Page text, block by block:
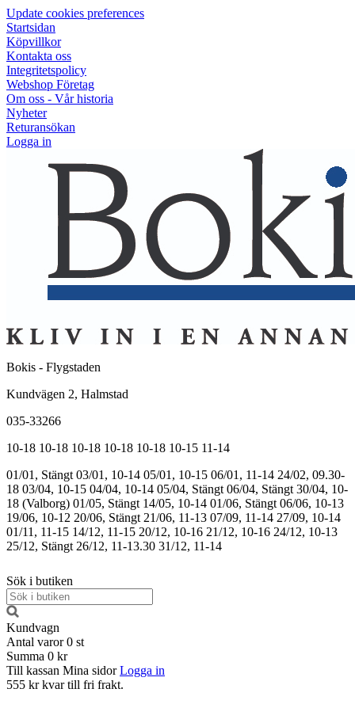
Update cookies preferences
Startsidan
Köpvillkor
Kontakta oss
Integritetspolicy
Webshop Företag
Om oss - Vår historia
Nyheter
Returansökan
Logga in
Bokis - Flygstaden
Kundvägen 2, Halmstad
035-33266
10-18 10-18 10-18 10-18 10-18 10-15 11-14
01/01, Stängt 03/01, 10-14 05/01, 10-15 06/01, 11-14 24/02, 09.30-
18 03/04, 10-15 04/04, 10-14 05/04, Stängt 06/04, Stängt 30/04, 10-
18 (Valborg) 01/05, Stängt 14/05, 10-14 01/06, Stängt 06/06, 10-13
19/06, 10-12 20/06, Stängt 21/06, 11-13 07/09, 11-14 27/09, 10-14
01/11, 11-15 14/12, 11-15 20/12, 10-16 21/12, 10-16 24/12, 10-13
25/12, Stängt 26/12, 11-13.30 31/12, 11-14
Sök i butiken
Kundvagn
Antal varor 0 st
Summa 0 kr
Till kassan Mina sidor Logga in
555 kr kvar till fri frakt.